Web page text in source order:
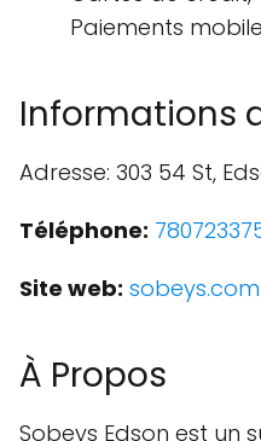
Paiements
Informations
Adresse: 303 54 St,
Téléphone:
Site web: sobeys.com
À Propos
Sobeys Edson est un